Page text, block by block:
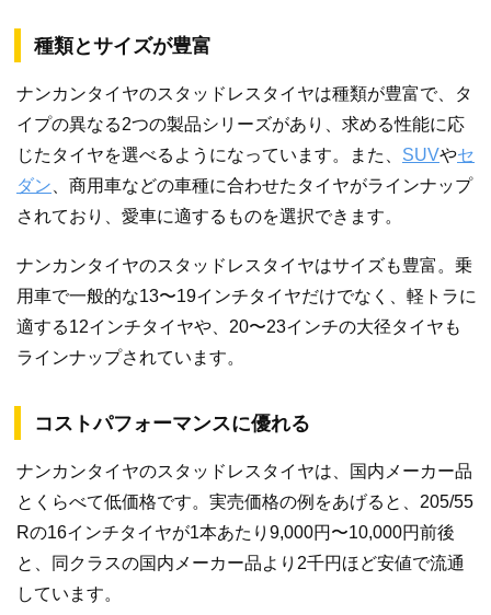
種類とサイズが豊富
ナンカンタイヤのスタッドレスタイヤは種類が豊富で、タ
イプの異なる2つの製品シリーズがあり、求める性能に応
じたタイヤを選べるようになっています。また、 SUVやセ
ダン 、商用車などの車種に合わせたタイヤがラインナップ
されており、愛車に適するものを選択できます。
ナンカンタイヤのスタッドレスタイヤはサイズも豊富。乗
用車で一般的な13〜19インチタイヤだけでなく、軽トラに
適する12インチタイヤや、20〜23インチの大径タイヤも
ラインナップされています。
コストパフォーマンスに優れる
ナンカンタイヤのスタッドレスタイヤは、国内メーカー品
とくらべて低価格です。実売価格の例をあげると、205/55
Rの16インチタイヤが1本あたり9,000円〜10,000円前後
と、同クラスの国内メーカー品より2千円ほど安値で流通
しています。